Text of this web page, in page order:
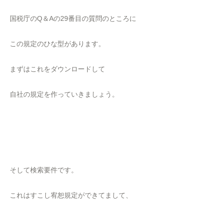
国税庁のQ＆Aの29番目の質問のところに
この規定のひな型があります。
まずはこれをダウンロードして
自社の規定を作っていきましょう。
そして検索要件です。
これはすこし宥恕規定ができてまして、